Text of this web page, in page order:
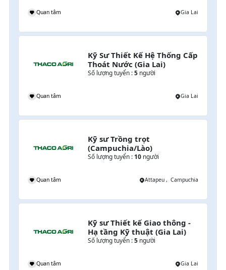
Quan tâm Gia Lai
Kỹ Sư Thiết Kế Hệ Thống Cấp
Thoát Nước (Gia Lai)
Số lượng tuyển :5người
Quan tâm Gia Lai
Kỹ sư Trồng trọt
(Campuchia/Lào)
Số lượng tuyển : 10người
Quan tâm Attapeu , Campuchia
Kỹ sư Thiết kế Giao thông -
Hạ tầng Kỹ thuật (Gia Lai)
Số lượng tuyển :5người
Quan tâm Gia Lai